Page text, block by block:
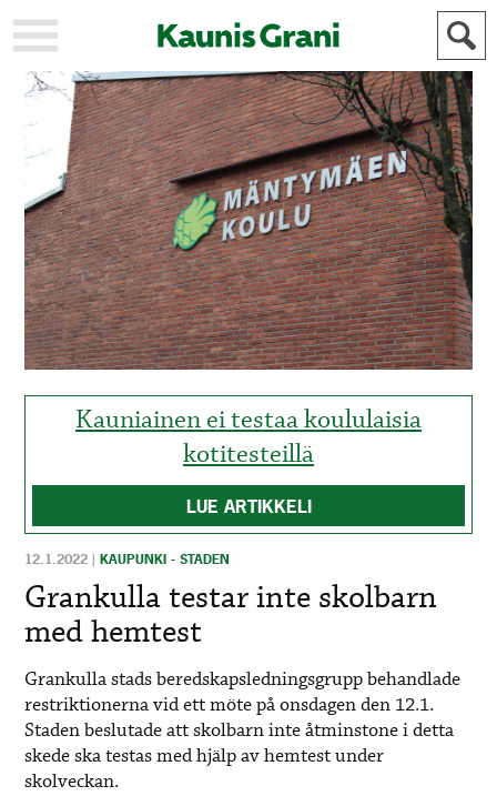
KAUPUNKI
STADEN
AJANKOHTAISTA
AKTUELLT
URHEILU
IDROTT
KULTTUURI
KULTUR
HISTORIA
HISTORIA
YLEINEN
ALLMÄN
MAINOSTAJILLE
FÖR
ANNONSÖRER
Kauniainen ei testaa koululaisia
kotitesteillä
LUE ARTIKKELI
12.1.2022 |KAUPUNKI - STADEN
Grankulla testar inte skolbarn
med hemtest
Grankulla stads beredskapsledningsgrupp behandlade
restriktionerna vid ett möte på onsdagen den 12.1.
Staden beslutade att skolbarn inte åtminstone i detta
skede ska testas med hjälp av hemtest under
skolveckan.